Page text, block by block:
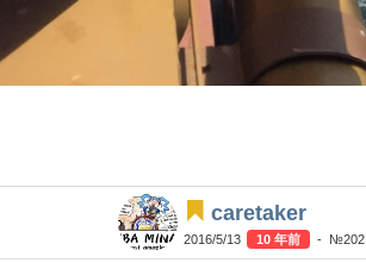
caretaker
2016/5/13 10 年前 - №202